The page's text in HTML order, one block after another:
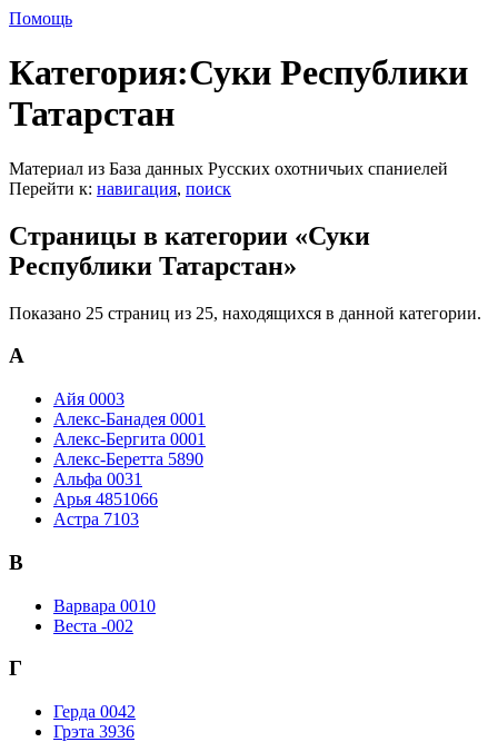
Помощь
Категория:Суки Республики
Татарстан
Материал из База данных Русских охотничьих спаниелей
Перейти к: навигация, поиск
Страницы в категории «Суки
Республики Татарстан»
Показано 25 страниц из 25, находящихся в данной категории.
А
Айя 0003
Алекс-Банадея 0001
Алекс-Бергита 0001
Алекс-Беретта 5890
Альфа 0031
Арья 4851066
Астра 7103
В
Варвара 0010
Веста -002
Г
Герда 0042
Грэта 3936